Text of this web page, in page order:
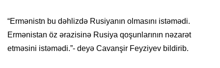
“Ermənistn bu dəhlizdə Rusiyanın olmasını istəmədi.
Ermənistan öz ərazisinə Rusiya qoşunlarının nəzarət
etməsini istəmədi.”- deyə Cavanşir Feyziyev bildirib.